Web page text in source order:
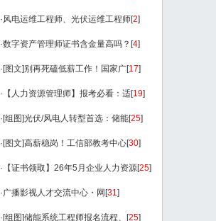
· 风电运维工程师、光伏运维工程师[2]
·数字资产管理师证书含金量高吗？[4]
·[图文]别再死磕低薪工作！国家广[17]
· 【人力资源管理师】报考必看：适[19]
·[组图]光伏/风电人转型首选：储能[25]
·[图文]高薪稳岗！工信部教考中心[30]
· 【证书领取】26年5月企业人力资源[25]
·广播影视人才交流中心・网[31]
·[组图]储能系统工程师报名流程、[25]